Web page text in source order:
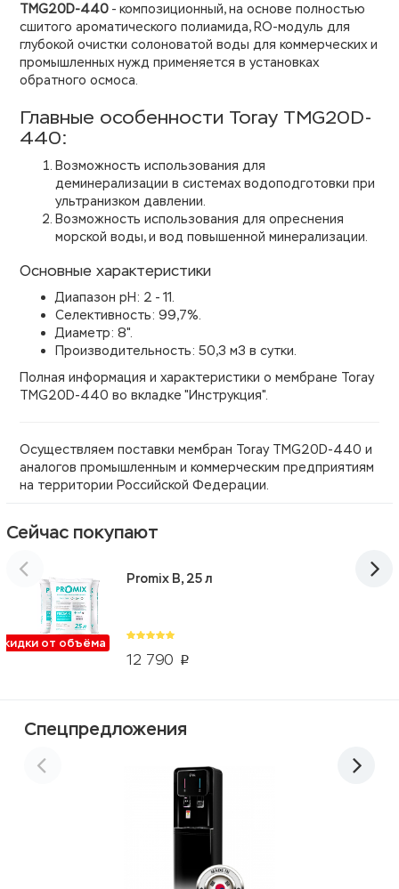
TMG20D-440 - композиционный, на основе полностью
сшитого ароматического полиамида, RO-модуль для
глубокой очистки солоноватой воды для коммерческих и
промышленных нужд применяется в установках
обратного осмоса.
Главные особенности Toray TMG20D-
440:
Возможность использования для
деминерализации в системах водоподготовки при
ультранизком давлении.
Возможность использования для опреснения
морской воды, и вод повышенной минерализации.
Основные характеристики
Диапазон pH: 2 - 11.
Селективность: 99,7%.
Диаметр: 8".
Производительность: 50,3 м3 в сутки.
Полная информация и характеристики о мембране Toray
TMG20D-440 во вкладке "Инструкция".
Осуществляем поставки мембран Toray TMG20D-440 и
аналогов промышленным и коммерческим предприятиям
на территории Российской Федерации.
Сейчас покупают
от объёма
12 790 p
Promix B, 25 л
Спецпредложения